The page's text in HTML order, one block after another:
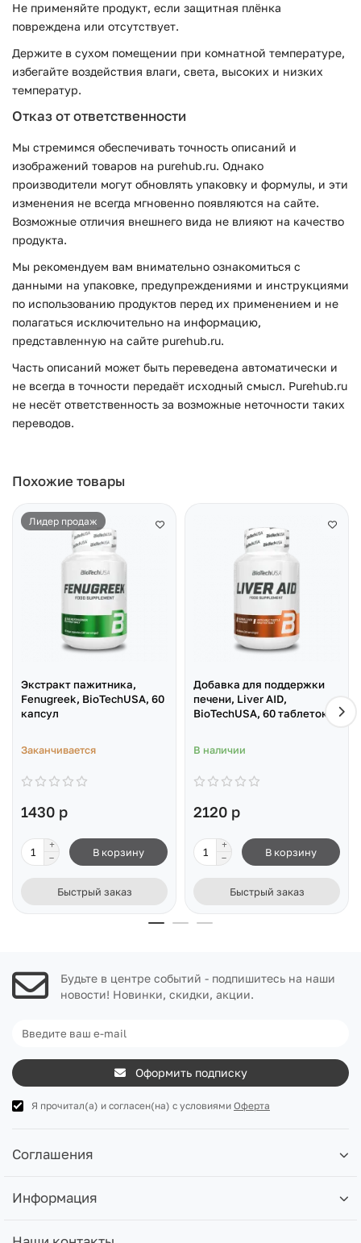
Не применяйте продукт, если защитная плёнка
повреждена или отсутствует.
Держите в сухом помещении при комнатной температуре,
избегайте воздействия влаги, света, высоких и низких
температур.
Отказ от ответственности
Мы стремимся обеспечивать точность описаний и
изображений товаров на purehub.ru. Однако
производители могут обновлять упаковку и формулы, и эти
изменения не всегда мгновенно появляются на сайте.
Возможные отличия внешнего вида не влияют на качество
продукта.
Мы рекомендуем вам внимательно ознакомиться с
данными на упаковке, предупреждениями и инструкциями
по использованию продуктов перед их применением и не
полагаться исключительно на информацию,
представленную на сайте purehub.ru.
Часть описаний может быть переведена автоматически и
не всегда в точности передаёт исходный смысл. Purehub.ru
не несёт ответственность за возможные неточности таких
переводов.
Похожие товары
Лидер продаж
Экстракт пажитника,
Fenugreek, BioTechUSA, 60
капсул
Заканчивается
1430 р
В корзину
Быстрый заказ
Добавка для поддержки
печени, Liver AID,
BioTechUSA, 60 таблеток
В наличии
2120 р
В корзину
Быстрый заказ
Будьте в центре событий - подпишитесь на наши
новости! Новинки, скидки, акции.
Оформить подписку
Я прочитал(а) и согласен(на) с условиями Оферта
Соглашения
Информация